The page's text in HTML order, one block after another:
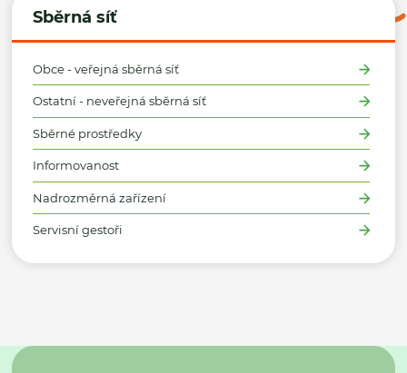
Sběrná síť
Obce - veřejná sběrná síť
Ostatní - neveřejná sběrná síť
Sběrné prostředky
Informovanost
Nadrozměrná zařízení
Servisní gestoři